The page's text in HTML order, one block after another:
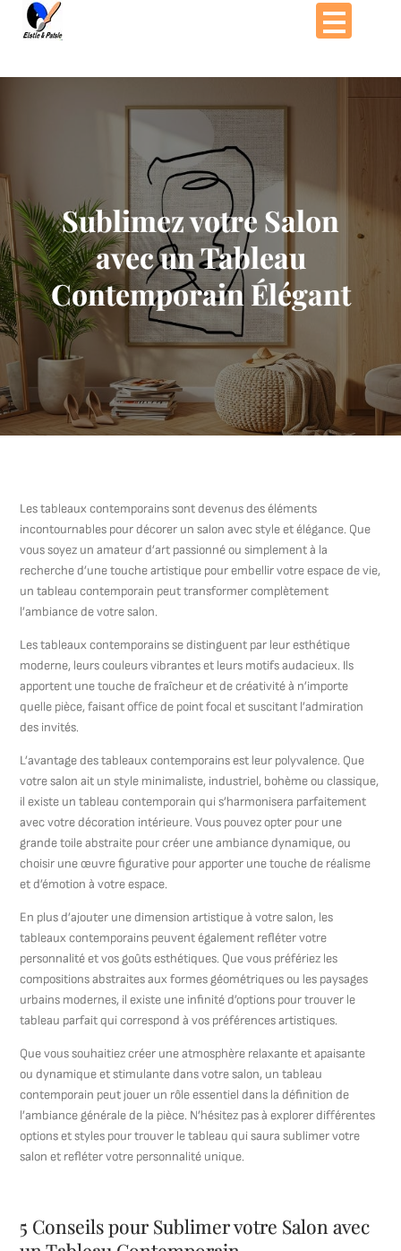
Passer
Sublimez votre Salon
avec un Tableau
Contemporain Élégant
Les tableaux contemporains sont devenus des éléments
incontournables pour décorer un salon avec style et élégance. Que
vous soyez un amateur d’art passionné ou simplement à la
recherche d’une touche artistique pour embellir votre espace de vie,
un tableau contemporain peut transformer complètement
l’ambiance de votre salon.
Les tableaux contemporains se distinguent par leur esthétique
moderne, leurs couleurs vibrantes et leurs motifs audacieux. Ils
apportent une touche de fraîcheur et de créativité à n’importe
quelle pièce, faisant office de point focal et suscitant l’admiration
des invités.
L’avantage des tableaux contemporains est leur polyvalence. Que
votre salon ait un style minimaliste, industriel, bohème ou classique,
il existe un tableau contemporain qui s’harmonisera parfaitement
avec votre décoration intérieure. Vous pouvez opter pour une
grande toile abstraite pour créer une ambiance dynamique, ou
choisir une œuvre figurative pour apporter une touche de réalisme
et d’émotion à votre espace.
En plus d’ajouter une dimension artistique à votre salon, les
tableaux contemporains peuvent également refléter votre
personnalité et vos goûts esthétiques. Que vous préfériez les
compositions abstraites aux formes géométriques ou les paysages
urbains modernes, il existe une infinité d’options pour trouver le
tableau parfait qui correspond à vos préférences artistiques.
Que vous souhaitiez créer une atmosphère relaxante et apaisante
ou dynamique et stimulante dans votre salon, un tableau
contemporain peut jouer un rôle essentiel dans la définition de
l’ambiance générale de la pièce. N’hésitez pas à explorer différentes
options et styles pour trouver le tableau qui saura sublimer votre
salon et refléter votre personnalité unique.
5 Conseils pour Sublimer votre Salon avec